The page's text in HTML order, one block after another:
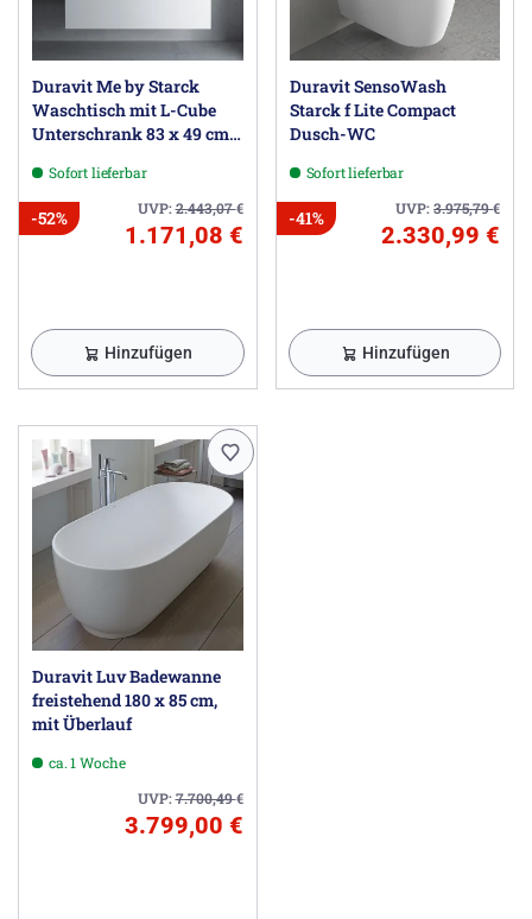
Duravit Me by Starck
Waschtisch mit L-Cube
Unterschrank 83 x 49 cm
Sofort lieferbar
UVP:2.443,07€
-52%
1.171,08 €
Hinzufügen
Duravit SensoWash
Starck f Lite Compact
Dusch-WC
Sofort lieferbar
UVP:3.975,79€
-41%
2.330,99 €
Hinzufügen
Duravit Luv Badewanne
freistehend 180 x 85 cm,
mit Überlauf
ca. 1 Woche
UVP:7.700,49€
3.799,00 €